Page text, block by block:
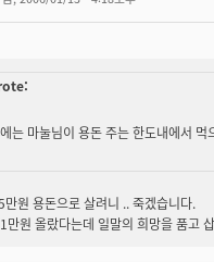
는 마눌님이 용돈 주는 한도내에서
원 용돈으로 살려니 .. 죽겠습니다.
만원 올랐다는데 일말의 희망을 품고